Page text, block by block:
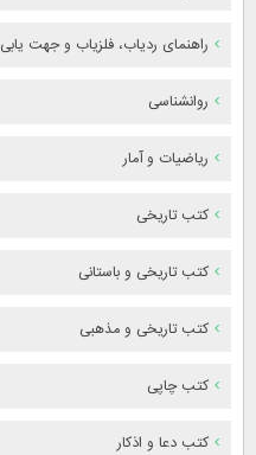
راهنمای ردیاب، فلزیاب و جهت یابی
روانشناسی
ریاضیات و آمار
کتب تاریخی
کتب تاریخی و باستانی
کتب تاریخی و مذهبی
کتب چاپی
کتب دعا و اذکار